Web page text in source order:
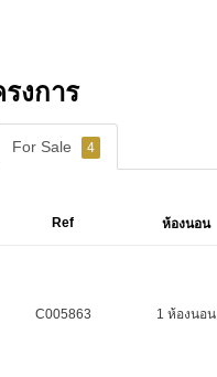
งการ
For Sale 4
Ref ห้องนอน
C005863 1 ห้องนอน